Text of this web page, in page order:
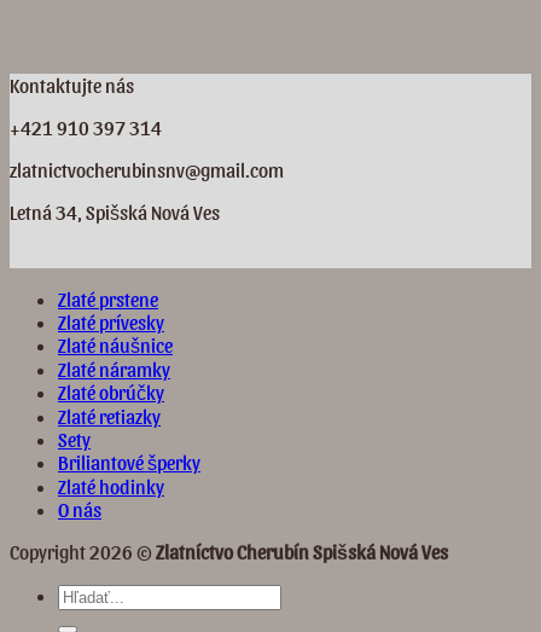
Kontaktujte nás
+421 910 397 314
zlatnictvocherubinsnv@gmail.com
Letná 34, Spišská Nová Ves
Zlaté prstene
Zlaté prívesky
Zlaté náušnice
Zlaté náramky
Zlaté obrúčky
Zlaté retiazky
Sety
Briliantové šperky
Zlaté hodinky
O nás
Copyright 2026 © Zlatníctvo Cherubín Spišská Nová Ves
Hľadať: